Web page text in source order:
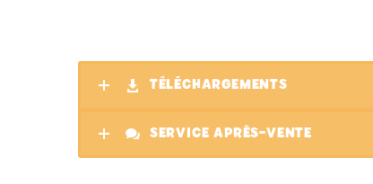
TÉLÉCHARGEMENTS
SERVICE APRÈS-VENTE